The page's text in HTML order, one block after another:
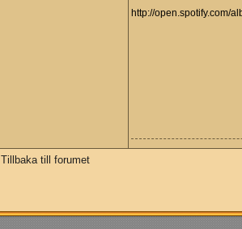
http://open.spotify.com/
Tillbaka till forumet